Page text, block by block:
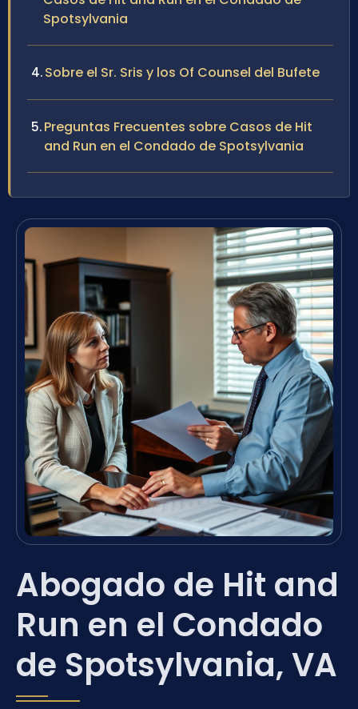
Spotsylvania
Sobre el Sr. Sris y los Of Counsel del Bufete
Preguntas Frecuentes sobre Casos de Hit
and Run en el Condado de Spotsylvania
Abogado de Hit and
Run en el Condado
de Spotsylvania, VA